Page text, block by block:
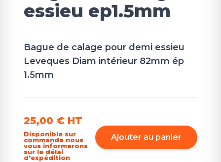
essieu ep1.5mm
Bague de calage pour demi essieu
Leveques Diam intérieur 82mm ép
1.5mm
25,00 € HT
Disponible sur
commande nous
vous informerons
sur le délai
d'expédition
Ajouter au panier